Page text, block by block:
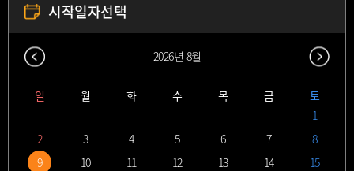
시작일자선택
2026년 8월
일 월 화 수 목 금
토
1
2
3 4 5 6 7
8
9
10 11 12 13 14
15